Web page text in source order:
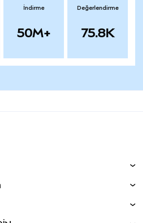
İndirme
50M+
Değerlendirme
75.8K